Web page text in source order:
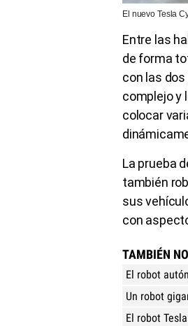
El nuevo Tesla
Entre las
de forma
con las
complejo y
colocar
La prueba
también
sus
con
TAMBIÉN
El robot
Un robot
El robot